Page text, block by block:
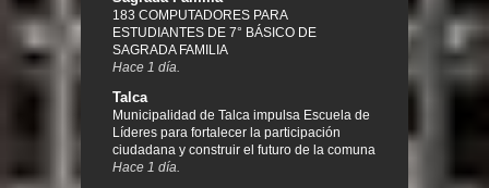
183 COMPUTADORES PARA
ESTUDIANTES DE 7° BÁSICO DE
SAGRADA FAMILIA
Hace 1 día.
Talca
Municipalidad de Talca impulsa Escuela de
Líderes para fortalecer la participación
ciudadana y construir el futuro de la comuna
Hace 1 día.